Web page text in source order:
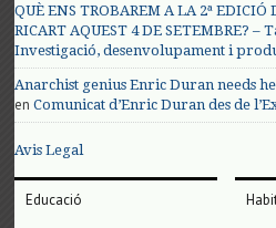
QUÈ ENS TROBAREM A LA 2ª EDICIÓ
RICART AQUEST 4 DE SETEMBRE? –
Investigació, desenvolupament i
Anarchist genius Enric Duran needs
enComunicat d’Enric Duran des de
Avis Legal
Educació